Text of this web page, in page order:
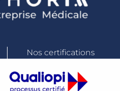
Nos certifications